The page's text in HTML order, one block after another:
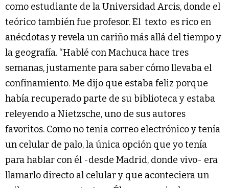
como estudiante de la Universidad Arcis, donde el
teórico también fue profesor. El texto es rico en
anécdotas y revela un cariño más allá del tiempo y
la geografía. “Hablé con Machuca hace tres
semanas, justamente para saber cómo llevaba el
confinamiento. Me dijo que estaba feliz porque
había recuperado parte de su biblioteca y estaba
releyendo a Nietzsche, uno de sus autores
favoritos. Como no tenia correo electrónico y tenía
un celular de palo, la única opción que yo tenía
para hablar con él -desde Madrid, donde vivo- era
llamarlo directo al celular y que aconteciera un